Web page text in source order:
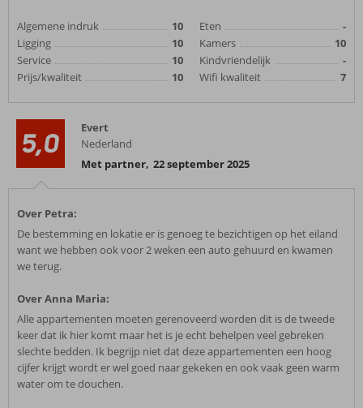
Algemene indruk
10
Ligging
10
Service
10
Prijs/kwaliteit
10
Eten
-
Kamers
10
Kindvriendelijk
-
Wifi kwaliteit
7
5,0
Evert
Nederland
Met partner, 22 september 2025
Over Petra:
De bestemming en lokatie er is genoeg te bezichtigen op het eiland
want we hebben ook voor 2 weken een auto gehuurd en kwamen
we terug.
Over Anna Maria:
Alle appartementen moeten gerenoveerd worden dit is de tweede
keer dat ik hier komt maar het is je echt behelpen veel gebreken
slechte bedden. Ik begrijp niet dat deze appartementen een hoog
cijfer krijgt wordt er wel goed naar gekeken en ook vaak geen warm
water om te douchen.